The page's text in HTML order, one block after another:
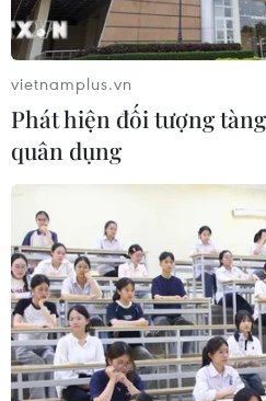
Điều tra bản hồ sơ ấu
một nhiếp ảnh gia Anh
04/06/2016 03:43
Richard Huckle, 30 tuổi, một
tiếng Anh tự do, đã thừa
vietnamplus.vn
Phát hiện đối tượng
quân dụng